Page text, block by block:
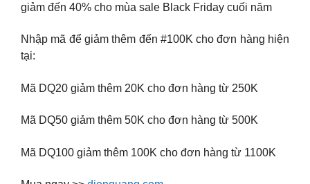
giảm đến 40% cho mùa sale Black Friday cuối năm
Nhập mã để giảm thêm đến #100K cho đơn hàng hiện
tại:
Mã DQ20 giảm thêm 20K cho đơn hàng từ 250K
Mã DQ50 giảm thêm 50K cho đơn hàng từ 500K
Mã DQ100 giảm thêm 100K cho đơn hàng từ 1100K